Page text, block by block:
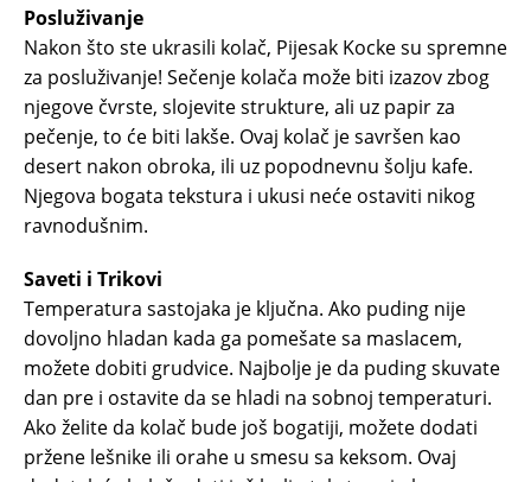
Posluživanje
Nakon što ste ukrasili kolač, Pijesak Kocke su spremne
za posluživanje! Sečenje kolača može biti izazov zbog
njegove čvrste, slojevite strukture, ali uz papir za
pečenje, to će biti lakše. Ovaj kolač je savršen kao
desert nakon obroka, ili uz popodnevnu šolju kafe.
Njegova bogata tekstura i ukusi neće ostaviti nikog
ravnodušnim.
Saveti i Trikovi
Temperatura sastojaka je ključna. Ako puding nije
dovoljno hladan kada ga pomešate sa maslacem,
možete dobiti grudvice. Najbolje je da puding skuvate
dan pre i ostavite da se hladi na sobnoj temperaturi.
Ako želite da kolač bude još bogatiji, možete dodati
pržene lešnike ili orahe u smesu sa keksom. Ovaj